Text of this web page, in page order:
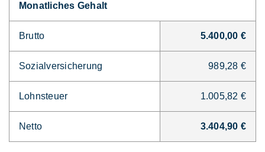
Monatliches Gehalt
Brutto 5.400,00 €
Sozialversicherung 989,28 €
Lohnsteuer 1.005,82 €
Netto 3.404,90 €